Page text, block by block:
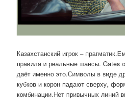
Казахстанский игрок –
правила и реальные шансы. Gates
даёт именно это.Символы в виде
кубков и корон падают сверху,
комбинации.Нет привычных линий